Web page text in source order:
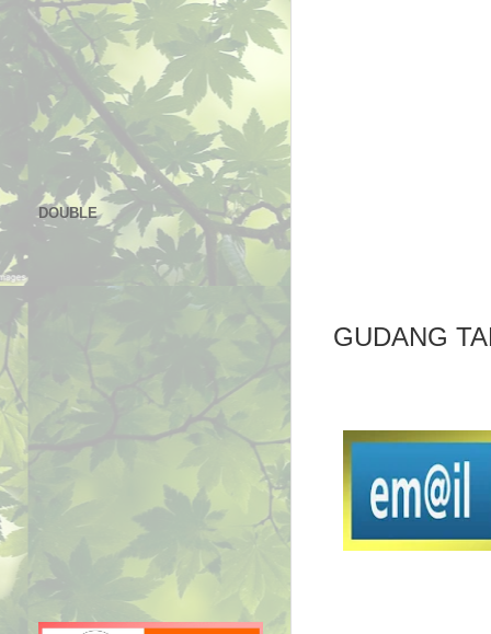
GUDANG
DOUBLE